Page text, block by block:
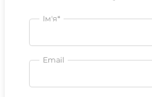
Ім'я*
Email